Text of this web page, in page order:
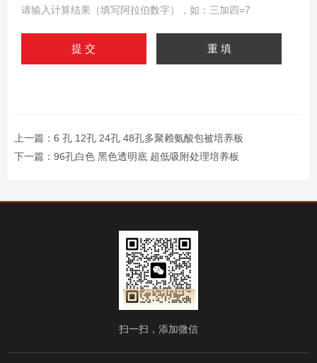
请输入计算结果（填写阿拉伯数字），如：三加四=7
上一篇： 6 孔 12孔 24孔 48孔多聚赖氨酸包被培养板
下一篇： 96孔白色 黑色透明底 超低吸附处理培养板
扫一扫，添加微信